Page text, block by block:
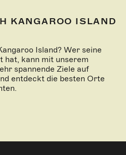
KANGAROO ISLAND
Island? Wer seine
kann mit unserem
spannende Ziele auf
entdeckt die besten Orte